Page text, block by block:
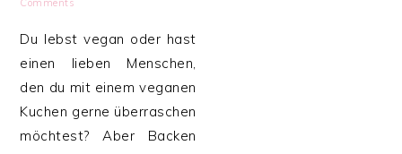
Comments
Du lebst vegan oder hast
einen lieben Menschen,
den du mit einem veganen
Kuchen gerne überraschen
möchtest? Aber Backen